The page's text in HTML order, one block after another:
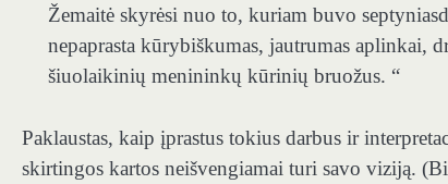
Žemaitė skyrėsi nuo to, kuriam buvo
nepaprasta kūrybiškumas, jautrumas aplinkai,
šiuolaikinių menininkų kūrinių bruožus. “
Paklaustas, kaip įprastus tokius darbus ir
skirtingos kartos neišvengiamai turi savo viziją.